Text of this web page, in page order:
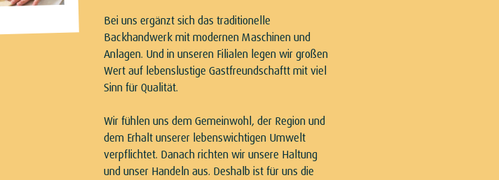
Bei uns ergänzt sich das traditionelle
Backhandwerk mit modernen Maschinen und
Anlagen. Und in unseren Filialen legen wir großen
Wert auf lebenslustige Gastfreundschaftt mit viel
Sinn für Qualität.
Wir fühlen uns dem Gemeinwohl, der Region und
dem Erhalt unserer lebenswichtigen Umwelt
verpflichtet. Danach richten wir unsere Haltung
und unser Handeln aus. Deshalb ist für uns die